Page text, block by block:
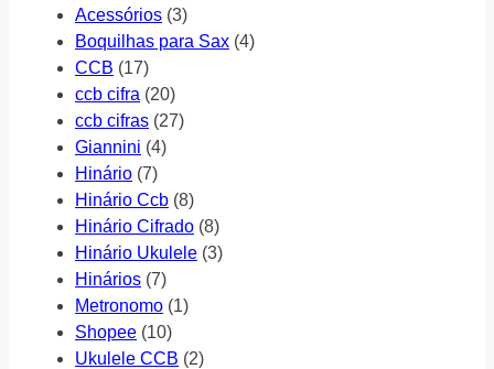
Acessórios (3)
Boquilhas para Sax (4)
CCB (17)
ccb cifra (20)
ccb cifras (27)
Giannini (4)
Hinário (7)
Hinário Ccb (8)
Hinário Cifrado (8)
Hinário Ukulele (3)
Hinários (7)
Metronomo (1)
Shopee (10)
Ukulele CCB (2)